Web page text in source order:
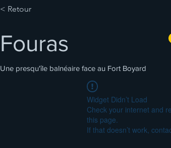
< Retour
Fouras
Une presqu'île balnéaire face au Fort Boyard
Widget Didn’t Load
Check your internet and
this page.
If that doesn’t work,